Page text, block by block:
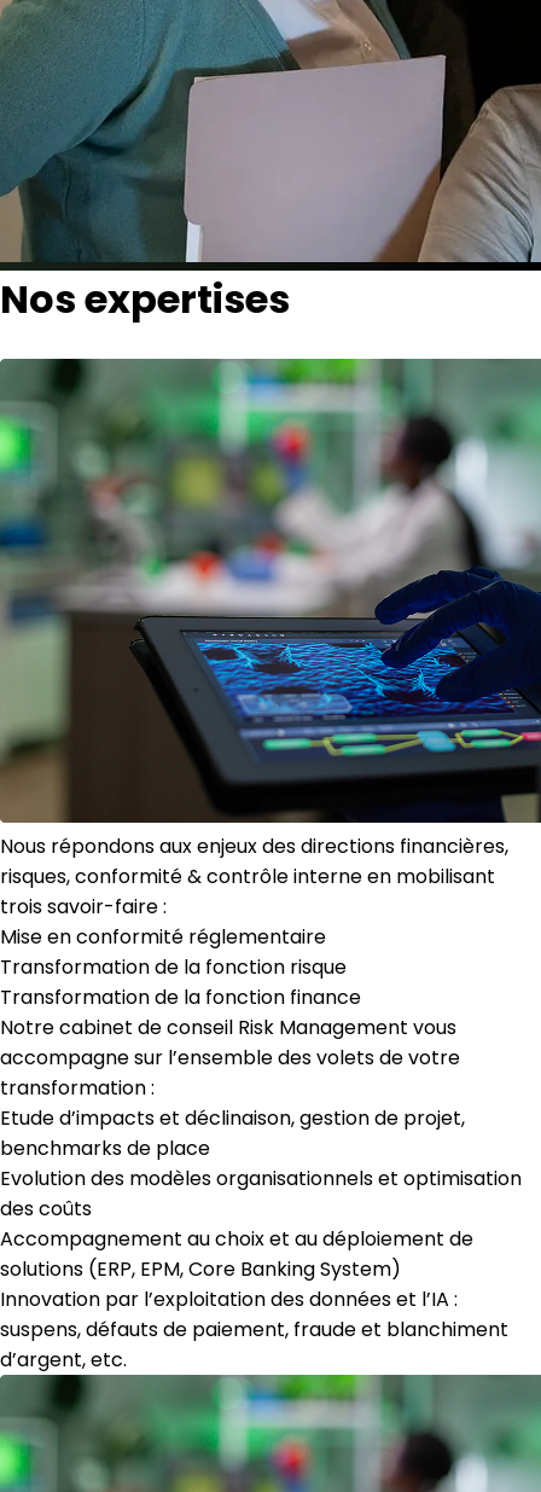
Nos expertises
Nous répondons aux enjeux des directions financières,
risques, conformité & contrôle interne en mobilisant
trois savoir-faire :
Mise en conformité réglementaire
Transformation de la fonction risque
Transformation de la fonction finance
Notre cabinet de conseil Risk Management vous
accompagne sur l’ensemble des volets de votre
transformation :
Etude d’impacts et déclinaison, gestion de projet,
benchmarks de place
Evolution des modèles organisationnels et optimisation
des coûts
Accompagnement au choix et au déploiement de
solutions (ERP, EPM, Core Banking System)
Innovation par l’exploitation des données et l’IA :
suspens, défauts de paiement, fraude et blanchiment
d’argent, etc.